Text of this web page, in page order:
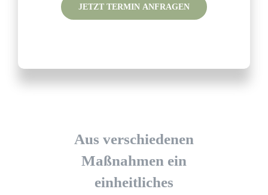
Please leave this field empty.
Aus verschiedenen
Maßnahmen ein
einheitliches